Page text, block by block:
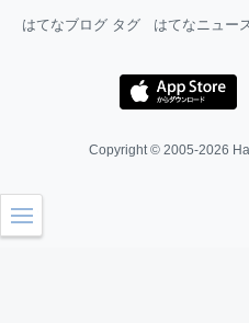
はてなブログ タグ はてなニュー
Copyright © 2005-2026